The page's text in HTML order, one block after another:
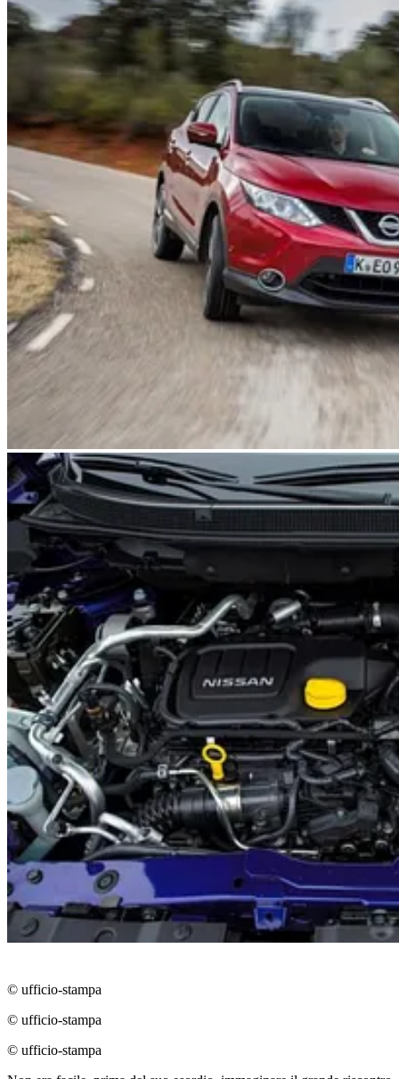
© ufficio-stampa
© ufficio-stampa
© ufficio-stampa